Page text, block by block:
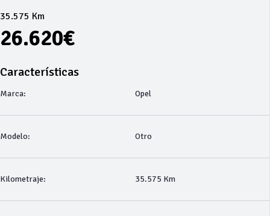
35.575 Km
26.620€
Características
Marca: Opel
Modelo: Otro
Kilometraje: 35.575 Km